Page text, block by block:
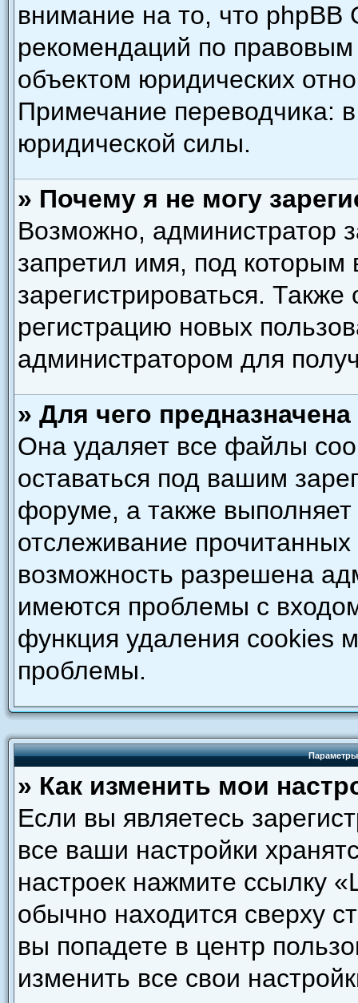
внимание на то, что phpBB
рекомендаций по
объектом юридических
Примечание переводчика:
юридической силы.
» Почему я не могу
Возможно, администратор
запретил имя, под которым
зарегистрироваться.
регистрацию новых
администратором для
» Для чего
Она удаляет все файлы
оставаться под вашим
форуме, а также выполняет
отслеживание
возможность разрешена
имеются проблемы с
функция удаления cookies
проблемы.
Параметры
» Как изменить мои
Если вы являетесь
все ваши настройки
настроек нажмите ссылку
обычно находится сверху
вы попадете в центр
изменить все свои